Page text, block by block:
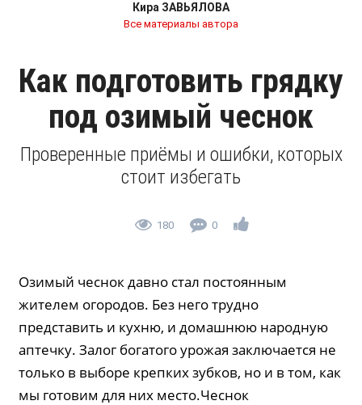
Кира ЗАВЬЯЛОВА
Все материалы автора
Как подготовить грядку
под озимый чеснок
Проверенные приёмы и ошибки, которых
стоит избегать
180 0
Озимый чеснок давно стал постоянным
жителем огородов. Без него трудно
представить и кухню, и домашнюю народную
аптечку. Залог богатого урожая заключается не
только в выборе крепких зубков, но и в том, как
мы готовим для них место.Чеснок